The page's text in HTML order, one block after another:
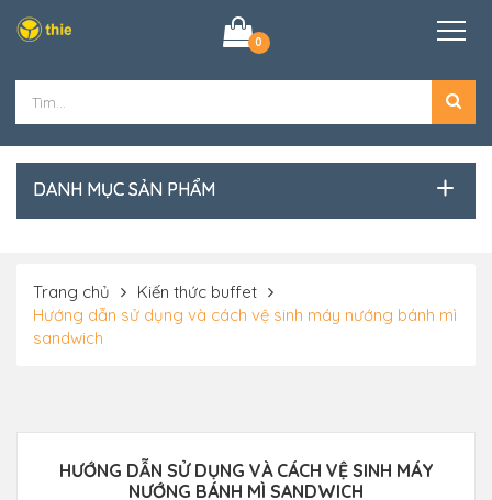
0
DANH MỤC SẢN PHẨM
Trang chủ
Kiến thức buffet
Hướng dẫn sử dụng và cách vệ sinh máy nướng bánh mì
sandwich
HƯỚNG DẪN SỬ DỤNG VÀ CÁCH VỆ SINH MÁY
NƯỚNG BÁNH MÌ SANDWICH